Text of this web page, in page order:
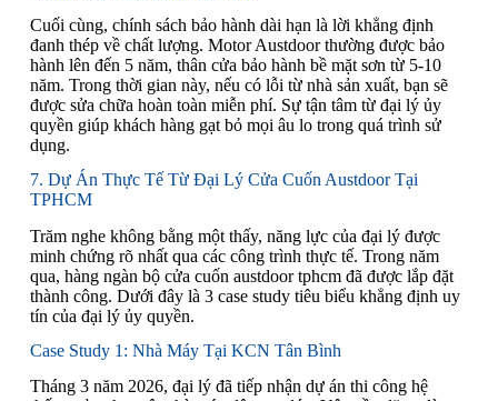
Cuối cùng, chính sách bảo hành dài hạn là lời khẳng định
đanh thép về chất lượng. Motor Austdoor thường được bảo
hành lên đến 5 năm, thân cửa bảo hành bề mặt sơn từ 5-10
năm. Trong thời gian này, nếu có lỗi từ nhà sản xuất, bạn sẽ
được sửa chữa hoàn toàn miễn phí. Sự tận tâm từ đại lý ủy
quyền giúp khách hàng gạt bỏ mọi âu lo trong quá trình sử
dụng.
7. Dự Án Thực Tế Từ Đại Lý Cửa Cuốn Austdoor Tại
TPHCM
Trăm nghe không bằng một thấy, năng lực của đại lý được
minh chứng rõ nhất qua các công trình thực tế. Trong năm
qua, hàng ngàn bộ cửa cuốn austdoor tphcm đã được lắp đặt
thành công. Dưới đây là 3 case study tiêu biểu khẳng định uy
tín của đại lý ủy quyền.
Case Study 1: Nhà Máy Tại KCN Tân Bình
Tháng 3 năm 2026, đại lý đã tiếp nhận dự án thi công hệ